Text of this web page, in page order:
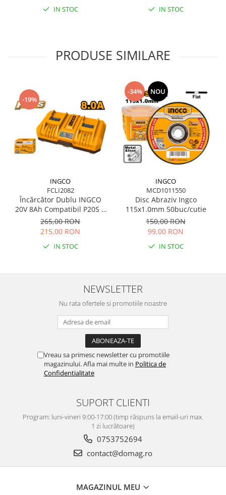
IN STOC IN STOC
PRODUSE SIMILARE
-19%
INGCO
FCLI2082
Încărcător Dublu INGCO
20V 8Ah Compatibil P20S 2
Sloturi
265,00 RON
215,00 RON
IN STOC
-34% NOU
INGCO
MCD1011550
Disc Abraziv Ingco
115x1.0mm 50buc/cutie
150,00 RON
99,00 RON
IN STOC
NEWSLETTER
Nu rata ofertele si promotiile noastre
Vreau sa primesc newsletter cu promotiile
magazinului. Afla mai multe in Politica de
Confidentialitate
SUPORT CLIENTI
Program: luni-vineri 9:00-17:00 (timp răspuns la email-uri max.
1 zi lucrătoare)
0753752694
contact@domag.ro
MAGAZINUL MEU